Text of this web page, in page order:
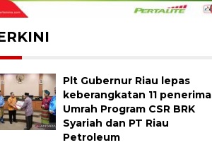
Plt Gubernur Riau lepas
keberangkatan 11 penerima
Umrah Program CSR BRK
Syariah dan PT Riau
Petroleum